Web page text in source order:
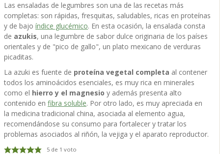
Las ensaladas de legumbres son una de las recetas más
completas: son rápidas, fresquitas, saludables, ricas en proteínas
y de bajo índice glucémico. En esta ocasión, la ensalada consta
de azukis, una legumbre de sabor dulce originaria de los países
orientales y de "pico de gallo", un plato mexicano de verduras
picaditas.
La azuki es fuente de proteína vegetal completa al contener
todos los aminoácidos esenciales, es muy rica en minerales
como el hierro y el magnesio y además presenta alto
contenido en fibra soluble. Por otro lado, es muy apreciada en
la medicina tradicional china, asociada al elemento agua,
recomendándose su consumo para fortalecer y tratar los
problemas asociados al riñón, la vejiga y el aparato reproductor.
5de 1 voto